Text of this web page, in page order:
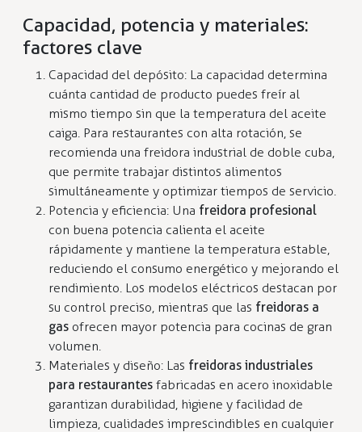
Capacidad, potencia y materiales:
factores clave
Capacidad del depósito: La capacidad determina
cuánta cantidad de producto puedes freír al
mismo tiempo sin que la temperatura del aceite
caiga. Para restaurantes con alta rotación, se
recomienda una freidora industrial de doble cuba,
que permite trabajar distintos alimentos
simultáneamente y optimizar tiempos de servicio.
Potencia y eficiencia: Una freidora profesional
con buena potencia calienta el aceite
rápidamente y mantiene la temperatura estable,
reduciendo el consumo energético y mejorando el
rendimiento. Los modelos eléctricos destacan por
su control preciso, mientras que las freidoras a
gas ofrecen mayor potencia para cocinas de gran
volumen.
Materiales y diseño: Las freidoras industriales
para restaurantes fabricadas en acero inoxidable
garantizan durabilidad, higiene y facilidad de
limpieza, cualidades imprescindibles en cualquier